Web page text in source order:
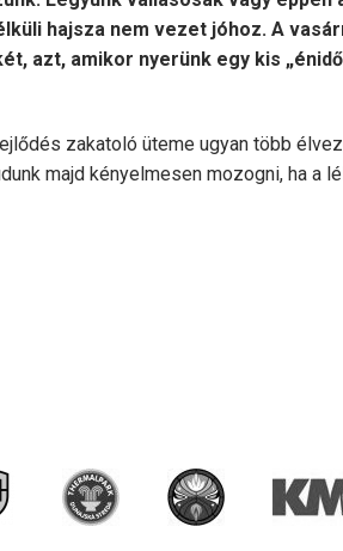
hajsza nem vezet jóhoz. A
azt, amikor nyerünk egy kis
zakatoló üteme ugyan több
majd kényelmesen mozogni, ha a